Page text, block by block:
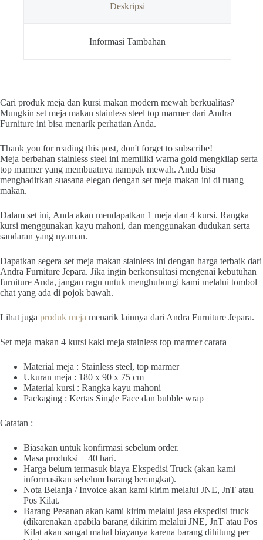
Deskripsi
Informasi Tambahan
Cari produk meja dan kursi makan modern mewah berkualitas?
Mungkin set meja makan stainless steel top marmer dari Andra
Furniture ini bisa menarik perhatian Anda.
Thank you for reading this post, don't forget to subscribe!
Meja berbahan stainless steel ini memiliki warna gold mengkilap serta
top marmer yang membuatnya nampak mewah. Anda bisa
menghadirkan suasana elegan dengan set meja makan ini di ruang
makan.
Dalam set ini, Anda akan mendapatkan 1 meja dan 4 kursi. Rangka
kursi menggunakan kayu mahoni, dan menggunakan dudukan serta
sandaran yang nyaman.
Dapatkan segera set meja makan stainless ini dengan harga terbaik dari
Andra Furniture Jepara. Jika ingin berkonsultasi mengenai kebutuhan
furniture Anda, jangan ragu untuk menghubungi kami melalui tombol
chat yang ada di pojok bawah.
Lihat juga produk meja menarik lainnya dari Andra Furniture Jepara.
Set meja makan 4 kursi kaki meja stainless top marmer carara
Material meja : Stainless steel, top marmer
Ukuran meja : 180 x 90 x 75 cm
Material kursi : Rangka kayu mahoni
Packaging : Kertas Single Face dan bubble wrap
Catatan :
Biasakan untuk konfirmasi sebelum order.
Masa produksi ± 40 hari.
Harga belum termasuk biaya Ekspedisi Truck (akan kami
informasikan sebelum barang berangkat).
Nota Belanja / Invoice akan kami kirim melalui JNE, JnT atau
Pos Kilat.
Barang Pesanan akan kami kirim melalui jasa ekspedisi truck
(dikarenakan apabila barang dikirim melalui JNE, JnT atau Pos
Kilat akan sangat mahal biayanya karena barang dihitung per